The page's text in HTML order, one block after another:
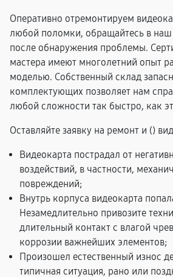
Оперативно отремонтируем
любой поломки, обращайтесь в наш
после обнаружения проблемы.
мастера имеют многолетний опыт
моделью. Собственный склад
комплектующих позволяет нам
любой сложности так быстро, как
Оставляйте заявку на ремонт и ()
Видеокарта пострадал от
воздействий, в частности,
повреждений;
Внутрь корпуса видеокарта
Незамедлительно привозите
длительный контакт с влагой
коррозии важнейших элементов;
Произошел естественный износ
типичная ситуация, рано или